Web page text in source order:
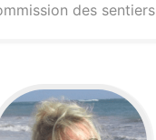
des sentiers